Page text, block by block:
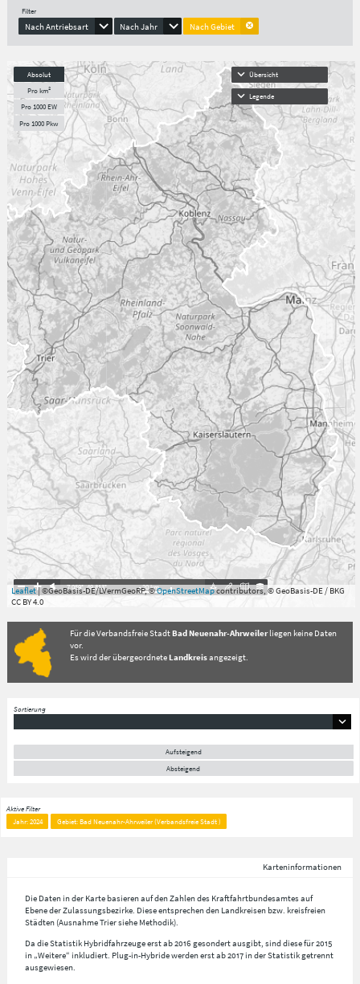
Filter
Nach Antriebsart Nach Jahr Nach Gebiet
Absolut
Pro km²
Pro 1000 EW
Pro 1000 Pkw
Übersicht
Legende
7.059°,49.813° 20km
Leaflet| ©GeoBasis-DE/LVermGeoRP, ©OpenStreetMapcontributors, © GeoBasis-DE / BKG
CC BY 4.0
Für die Verbandsfreie StadtBad Neuenahr-Ahrweilerliegen keine Daten
vor.
Es wird der übergeordneteLandkreisangezeigt.
Sortierung
Aufsteigend
Absteigend
Aktive Filter
Jahr: 2024
Gebiet: Bad Neuenahr-Ahrweiler (Verbandsfreie Stadt )
Karteninformationen
Die Daten in der Karte basieren auf den Zahlen des Kraftfahrtbundesamtes auf
Ebene der Zulassungsbezirke. Diese entsprechen den Landkreisen bzw. kreisfreien
Städten (Ausnahme Trier siehe Methodik).
Da die Statistik Hybridfahrzeuge erst ab 2016 gesondert ausgibt, sind diese für 2015
in „Weitere“ inkludiert. Plug-in-Hybride werden erst ab 2017 in der Statistik getrennt
ausgewiesen.